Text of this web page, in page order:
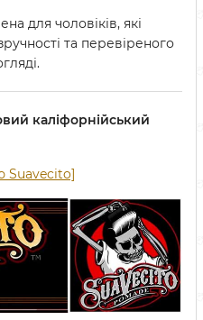
для чоловіків, які
та перевіреного
каліфорнійський
Suavecito]